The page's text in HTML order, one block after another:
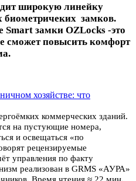
широкую линейку
биометричеких замков.
замки OZLocks -это
сможет повысить комфорт
хозяйстве: что
коммерческих зданий.
на пустующие номера,
и освещаться «по
рецензируемые
управления по факту
реализован в GRMS «АУРА»